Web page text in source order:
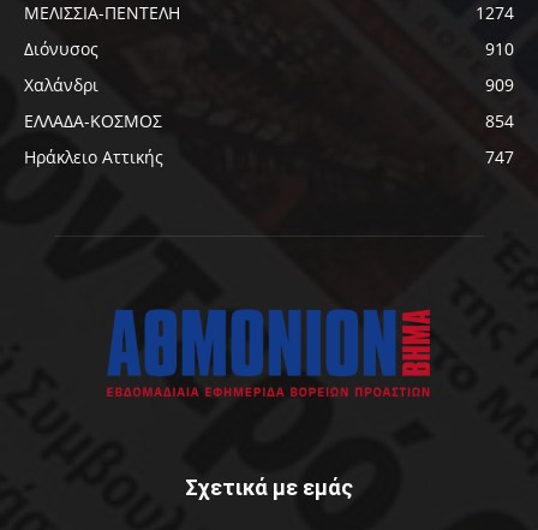
ΜΕΛΙΣΣΙΑ-ΠΕΝΤΕΛΗ
1274
Διόνυσος
910
Χαλάνδρι
909
ΕΛΛΑΔΑ-ΚΟΣΜΟΣ
854
Ηράκλειο Αττικής
747
Σχετικά με εμάς